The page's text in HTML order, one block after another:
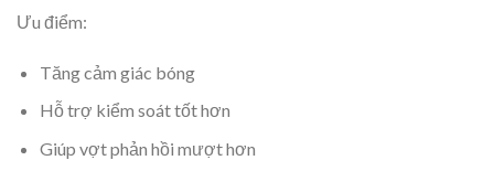
Ưu điểm:
Tăng cảm giác bóng
Hỗ trợ kiểm soát tốt hơn
Giúp vợt phản hồi mượt hơn